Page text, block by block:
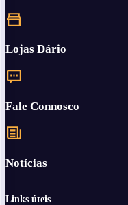
Lojas Dário
Fale Connosco
Notícias
Links úteis